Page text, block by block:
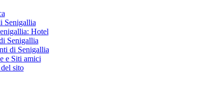
Senigallia
Hotel
Senigallia
di Senigallia
e Siti amici
sito